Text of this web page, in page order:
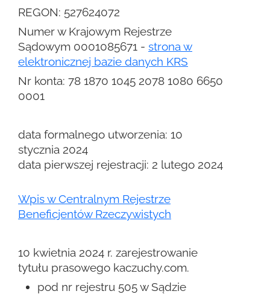
REGON: 527624072
Numer w Krajowym Rejestrze
Sądowym 0001085671 - strona w
elektronicznej bazie danych KRS
Nr konta: 78 1870 1045 2078 1080 6650
0001
data formalnego utworzenia: 10
stycznia 2024
data pierwszej rejestracji: 2 lutego 2024
Wpis w Centralnym Rejestrze
Beneficjentów Rzeczywistych
10 kwietnia 2024 r. zarejestrowanie
tytułu prasowego kaczuchy.com.
pod nr rejestru 505 w Sądzie